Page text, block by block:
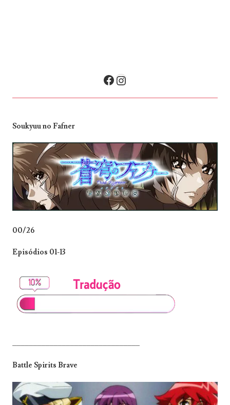
Facebook
Instagram
Soukyuu no Fafner
00/26
Episódios 01-13
_______________________________
Battle Spirits Brave